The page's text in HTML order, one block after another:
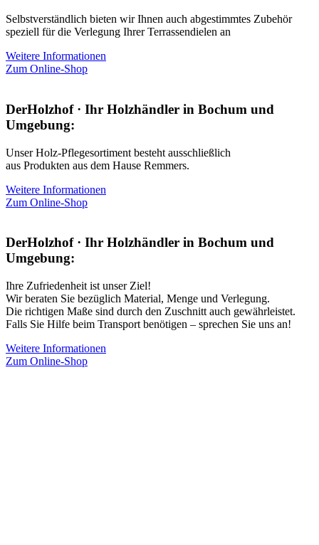
Selbstverständlich bieten wir Ihnen auch abgestimmtes Zubehör
speziell für die Verlegung Ihrer Terrassendielen an
Weitere Informationen
Zum Online-Shop
DerHolzhof · Ihr Holzhändler in Bochum und
Umgebung:
Unser Holz-Pflegesortiment besteht ausschließlich
aus Produkten aus dem Hause Remmers.
Weitere Informationen
Zum Online-Shop
DerHolzhof · Ihr Holzhändler in Bochum und
Umgebung:
Ihre Zufriedenheit ist unser Ziel!
Wir beraten Sie bezüglich Material, Menge und Verlegung.
Die richtigen Maße sind durch den Zuschnitt auch gewährleistet.
Falls Sie Hilfe beim Transport benötigen – sprechen Sie uns an!
Weitere Informationen
Zum Online-Shop